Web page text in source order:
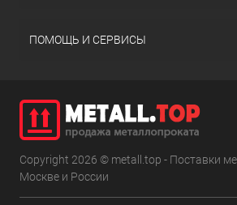
ПОМОЩЬ И СЕРВИСЫ
Copyright 2026 © metall.top - Поставки
Москве и России